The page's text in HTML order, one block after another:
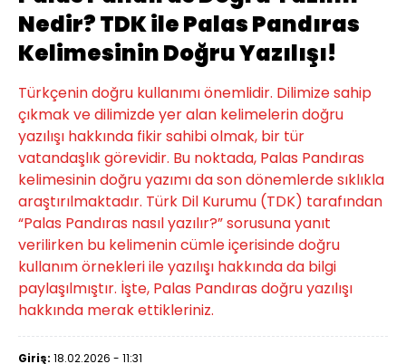
Nedir? TDK ile Palas Pandıras
Kelimesinin Doğru Yazılışı!
Türkçenin doğru kullanımı önemlidir. Dilimize sahip
çıkmak ve dilimizde yer alan kelimelerin doğru
yazılışı hakkında fikir sahibi olmak, bir tür
vatandaşlık görevidir. Bu noktada, Palas Pandıras
kelimesinin doğru yazımı da son dönemlerde sıklıkla
araştırılmaktadır. Türk Dil Kurumu (TDK) tarafından
“Palas Pandıras nasıl yazılır?” sorusuna yanıt
verilirken bu kelimenin cümle içerisinde doğru
kullanım örnekleri ile yazılışı hakkında da bilgi
paylaşılmıştır. İşte, Palas Pandıras doğru yazılışı
hakkında merak ettikleriniz.
Giriş: 18.02.2026 - 11:31